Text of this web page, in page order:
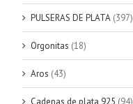
PULSERAS DE PLATA (397)
Orgonitas (18)
Aros (43)
Cadenas de plata 925 (94)